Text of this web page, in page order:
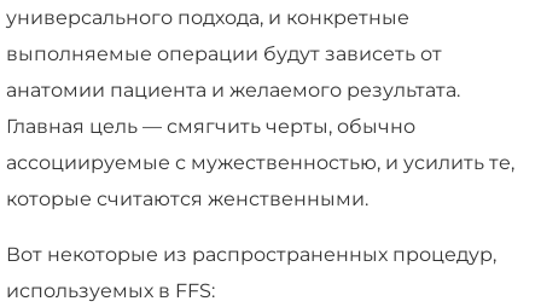
универсального подхода, и конкретные
выполняемые операции будут зависеть от
анатомии пациента и желаемого результата.
Главная цель — смягчить черты, обычно
ассоциируемые с мужественностью, и усилить те,
которые считаются женственными.
Вот некоторые из распространенных процедур,
используемых в FFS: